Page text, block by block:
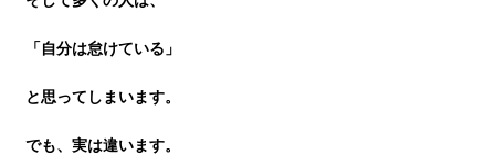
小学生
「自分は怠けている」
と思ってしまいます。
でも、実は違います。